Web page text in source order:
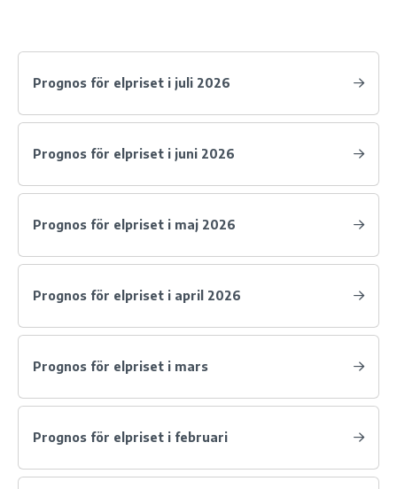
Prognos för elpriset i juli 2026
Prognos för elpriset i juni 2026
Prognos för elpriset i maj 2026
Prognos för elpriset i april 2026
Prognos för elpriset i mars
Prognos för elpriset i februari